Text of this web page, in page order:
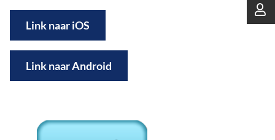
Link naar iOS
Link naar Android